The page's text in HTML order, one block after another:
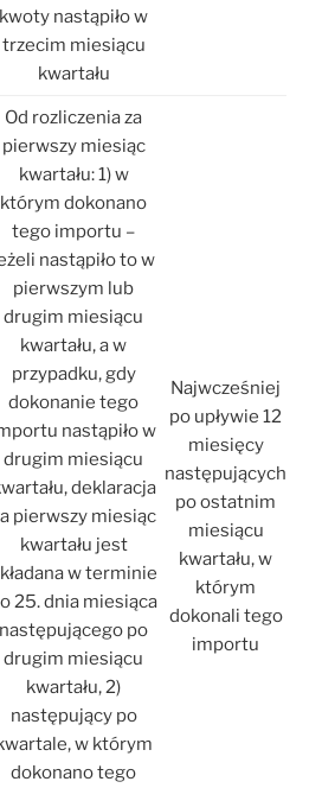
kwoty nastąpiło w
trzecim miesiącu
kwartału
Od rozliczenia za
pierwszy miesiąc
kwartału: 1) w
którym dokonano
tego importu –
nastąpiło to w
pierwszym lub
drugim miesiącu
kwartału, a w
przypadku, gdy
dokonanie tego
nastąpiło w
drugim miesiącu
deklaracja
pierwszy miesiąc
kwartału jest
w terminie
25. dnia miesiąca
następującego po
drugim miesiącu
kwartału, 2)
następujący po
w którym
dokonano tego
Najwcześniej
po upływie 12
miesięcy
następujących
po ostatnim
miesiącu
kwartału, w
którym
dokonali tego
importu